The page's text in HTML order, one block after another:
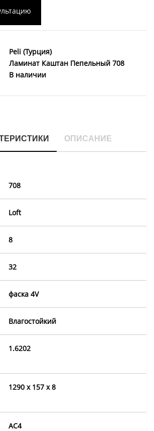
Peli (Турция)
Ламинат Каштан Пепельный 708
В наличии
ОПИСАНИЕ
708
Loft
8
32
фаска 4V
Влагостойкий
1.6202
1290 х 157 х 8
AC4